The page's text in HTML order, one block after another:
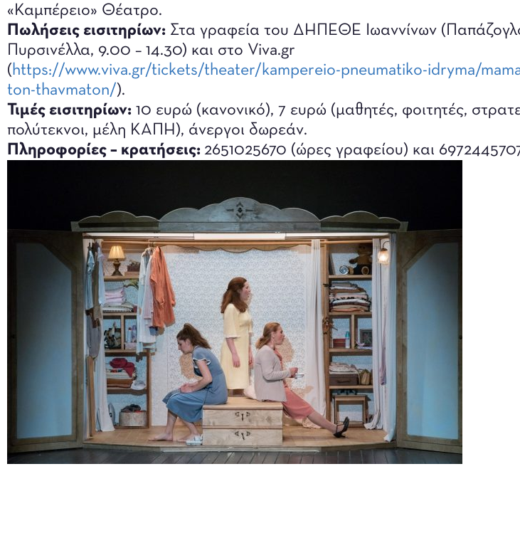
«Καμπέρειο» Θέατρο.
Πωλήσεις εισιτηρίων: Στα γραφεία του ΔΗΠΕΘΕ Ιωαννίνων
Πυρσινέλλα, 9.00 – 14.30) και στο Viva.gr
(https://www.viva.gr/tickets/theater/kampereio-pneumatiko-idryma/
ton-thavmaton/).
Τιμές εισιτηρίων: 10 ευρώ (κανονικό), 7 ευρώ (μαθητές, φοιτητές,
πολύτεκνοι, μέλη ΚΑΠΗ), άνεργοι δωρεάν.
Πληροφορίες – κρατήσεις: 2651025670 (ώρες γραφείου) και